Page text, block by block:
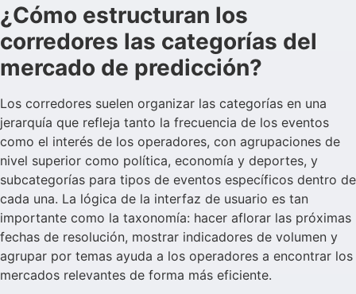
¿Cómo estructuran los
corredores las categorías del
mercado de predicción?
Los corredores suelen organizar las categorías en una
jerarquía que refleja tanto la frecuencia de los eventos
como el interés de los operadores, con agrupaciones de
nivel superior como política, economía y deportes, y
subcategorías para tipos de eventos específicos dentro de
cada una. La lógica de la interfaz de usuario es tan
importante como la taxonomía: hacer aflorar las próximas
fechas de resolución, mostrar indicadores de volumen y
agrupar por temas ayuda a los operadores a encontrar los
mercados relevantes de forma más eficiente.